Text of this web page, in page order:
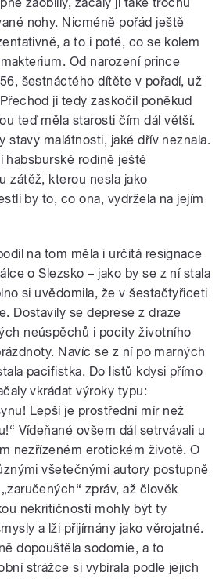
nohy. Nicméně pořád ještě
a to i poté, co se kolem
Od narození prince
šestnáctého dítěte v pořadí, už
ji tedy zaskočil poněkud
teď měla starosti čím dál větší.
stavy malátnosti, jaké dřív neznala.
habsburské rodině ještě
zátěž, kterou nesla jako
by to, co ona, vydržela na jejím
na tom měla i určitá resignace
o Slezsko – jako by se z ní stala
si uvědomila, že v šestačtyřiceti
Dostavily se deprese z draze
neúspěchů i pocity životního
Navíc se z ní po marných
pacifistka. Do listů kdysi přímo
vkrádat výroky typu:
Lepší je prostřední mír než
Vídeňané ovšem dál setrvávali u
nezřízeném erotickém životě. O
všetečnými autory postupně
zpráv, až člověk
nekritičností mohly být ty
a lži přijímány jako věrojatné.
dopouštěla sodomie, a to
strážce si vybírala podle jejich